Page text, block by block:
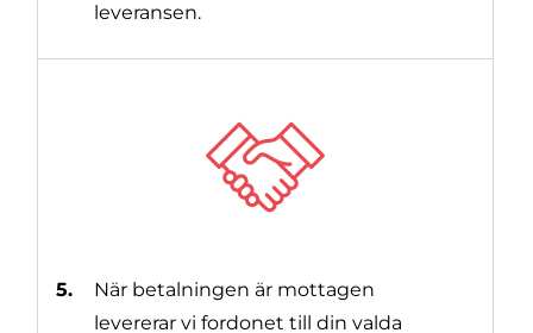
leveransen.
5.
När betalningen är mottagen
levererar vi fordonet till din valda